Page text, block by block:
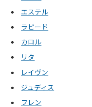
エステル
ラピード
カロル
リタ
レイヴン
ジュディス
フレン